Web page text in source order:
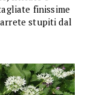
finissime
stupiti dal